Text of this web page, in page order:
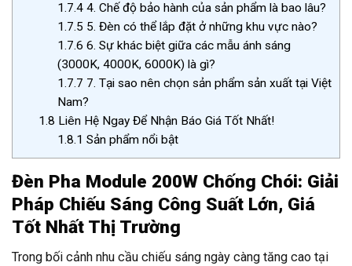
1.7.44. Chế độ bảo hành của sản phẩm là bao lâu?
1.7.5 5. Đèn có thể lắp đặt ở những khu vực nào?
1.7.6 6. Sự khác biệt giữa các mẫu ánh sáng
(3000K, 4000K, 6000K) là gì?
1.7.7 7. Tại sao nên chọn sản phẩm sản xuất tại Việt
Nam?
1.8 Liên Hệ Ngay Để Nhận Báo Giá Tốt Nhất!
1.8.1 Sản phẩm nổi bật
Đèn Pha Module 200W Chống Chói: Giải
Pháp Chiếu Sáng Công Suất Lớn, Giá
Tốt Nhất Thị Trường
Trong bối cảnh nhu cầu chiếu sáng ngày càng tăng cao tại